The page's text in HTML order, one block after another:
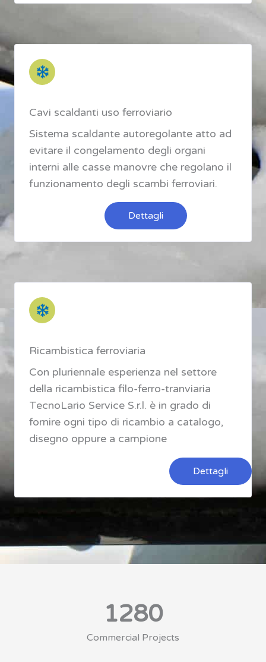
Cavi scaldanti uso ferroviario
Sistema scaldante autoregolante atto ad
evitare il congelamento degli organi
interni alle casse manovre che regolano il
funzionamento degli scambi ferroviari.
Dettagli
Ricambistica ferroviaria
Con pluriennale esperienza nel settore
della ricambistica filo-ferro-tranviaria
TecnoLario Service S.r.l. è in grado di
fornire ogni tipo di ricambio a catalogo,
disegno oppure a campione
Dettagli
1280
Commercial Projects